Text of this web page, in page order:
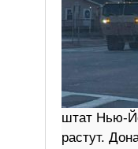
штат Нью-
растут.